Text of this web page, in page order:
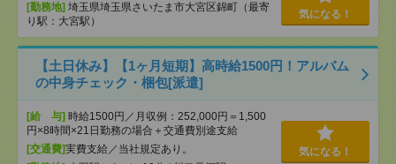
[勤務地] 埼玉県埼玉県さいたま市大宮区錦町（最寄
り駅：大宮駅）
気になる！
【土日休み】【1ヶ月短期】高時給1500円！アルバム
の中身チェック・梱包[派遣]
[給 与] 時給1500円／月収例：252,000円＝1,500
円×8時間×21日勤務の場合＋交通費別途支給
[交通費]実費支給／当社規定あり。
気になる！